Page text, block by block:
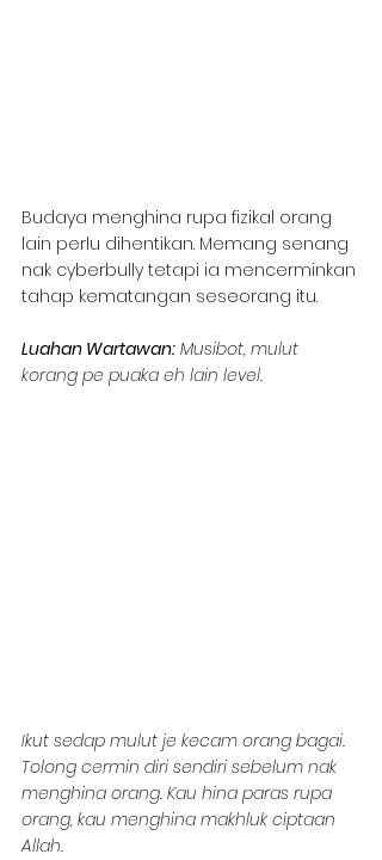
Budaya menghina rupa fizikal orang
lain perlu dihentikan. Memang senang
nak cyberbully tetapi ia mencerminkan
tahap kematangan seseorang itu.
Luahan Wartawan: Musibot, mulut
korang pe puaka eh lain level.
Ikut sedap mulut je kecam orang bagai.
Tolong cermin diri sendiri sebelum nak
menghina orang. Kau hina paras rupa
orang, kau menghina makhluk ciptaan
Allah.